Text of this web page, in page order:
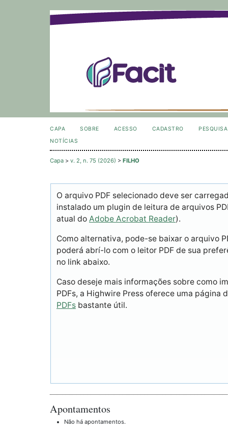
CAPA SOBRE ACESSO CADASTRO
PESQUISA
NOTÍCIAS
Capa > v. 2, n. 75 (2026) > FILHO
O arquivo PDF selecionado deve ser
instalado um plugin de leitura de arquivos
atual do Adobe Acrobat Reader).
Como alternativa, pode-se baixar o arquivo
poderá abrí-lo com o leitor PDF de sua
no link abaixo.
Caso deseje mais informações sobre como
PDFs, a Highwire Press oferece uma página
PDFs bastante útil.
Apontamentos
Não há apontamentos.